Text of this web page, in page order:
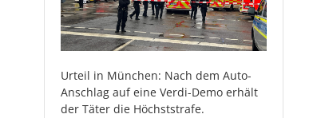
Urteil in München: Nach dem Auto-
Anschlag auf eine Verdi-Demo erhält
der Täter die Höchststrafe.